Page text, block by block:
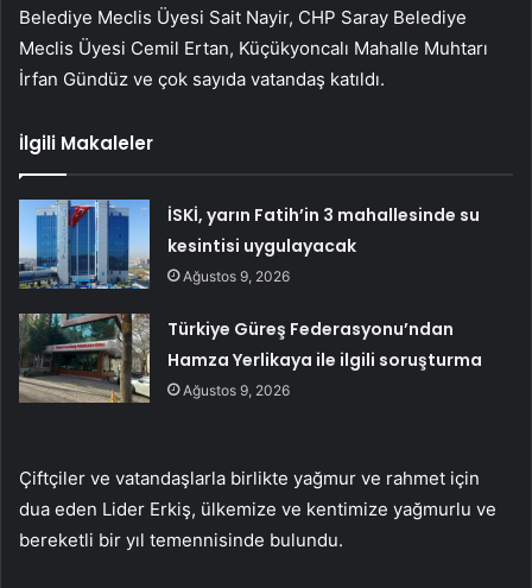
Belediye Meclis Üyesi Sait Nayir, CHP Saray Belediye
Meclis Üyesi Cemil Ertan, Küçükyoncalı Mahalle Muhtarı
İrfan Gündüz ve çok sayıda vatandaş katıldı.
İlgili Makaleler
İSKİ, yarın Fatih’in 3 mahallesinde su
kesintisi uygulayacak
Ağustos 9, 2026
Türkiye Güreş Federasyonu’ndan
Hamza Yerlikaya ile ilgili soruşturma
Ağustos 9, 2026
Çiftçiler ve vatandaşlarla birlikte yağmur ve rahmet için
dua eden Lider Erkiş, ülkemize ve kentimize yağmurlu ve
bereketli bir yıl temennisinde bulundu.